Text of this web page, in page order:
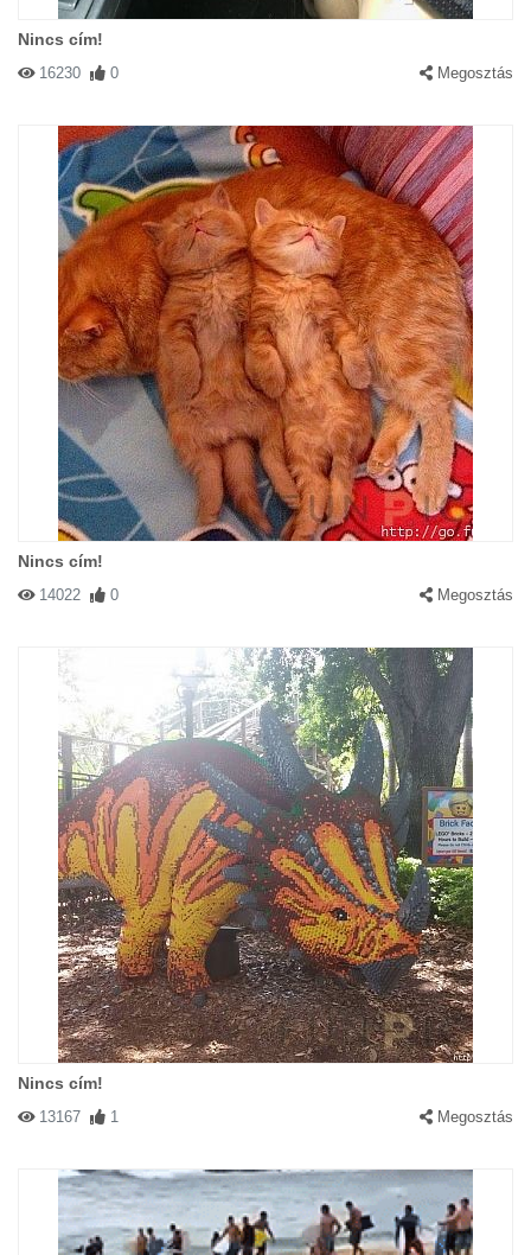
Nincs cím!
16230 0 Megosztás
Nincs cím!
14022 0 Megosztás
Nincs cím!
13167 1 Megosztás